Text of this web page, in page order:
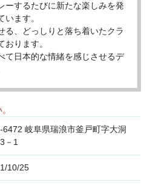
ーするたびに新たな楽しみを発
います。
る、どっしりと落ち着いたクラ
ります。
て日本的な情緒を感じさせるデ
6472 岐阜県瑞浪市釜戸町字大洞
－1
10/25